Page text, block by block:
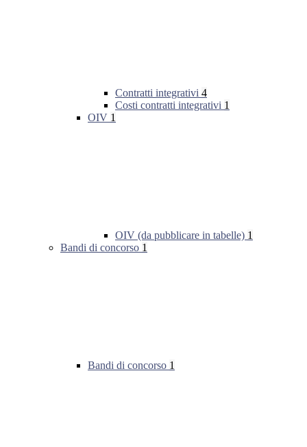
Contratti integrativi 4
Costi contratti integrativi 1
OIV 1
OIV (da pubblicare in tabelle) 1
Bandi di concorso 1
Bandi di concorso 1